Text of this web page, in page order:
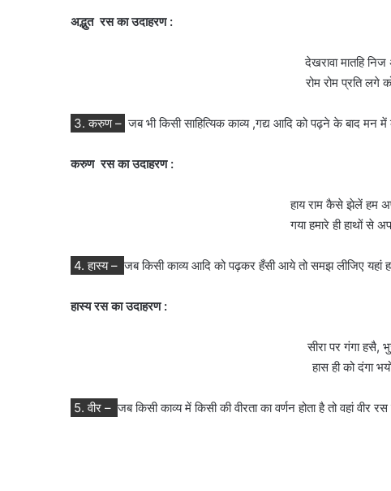
अद्भुत रस का उदाहरण :
देखरावा मातहि
रोम रोम प्रति लगे
3. करुण – जब भी किसी साहित्यिक काव्य ,गद्य आदि को पढ़ने के बाद मन
करुण रस का उदाहरण :
हाय राम कैसे झेलें हम
गया हमारे ही हाथों से
4. हास्य – जब किसी काव्य आदि को पढ़कर हँसी आये तो समझ लीजिए यहां
हास्य रस का उदाहरण :
सीरा पर गंगा हसै,
हास ही को दंगा
5. वीर – जब किसी काव्य में किसी की वीरता का वर्णन होता है तो वहां वीर रस